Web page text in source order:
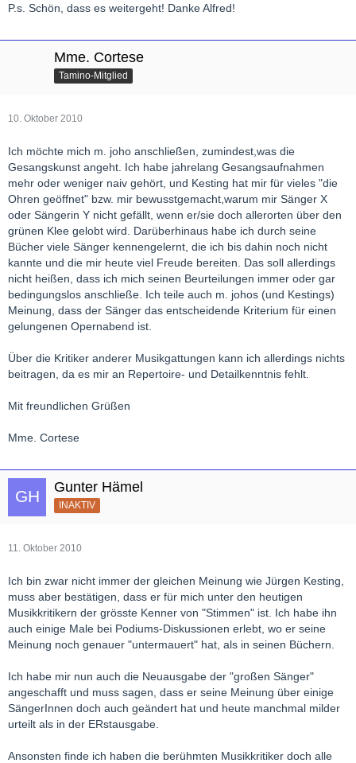
P.s. Schön, dass es weitergeht! Danke Alfred!
Mme. Cortese
Tamino-Mitglied
10. Oktober 2010
Ich möchte mich m. joho anschließen, zumindest,was die
Gesangskunst angeht. Ich habe jahrelang Gesangsaufnahmen
mehr oder weniger naiv gehört, und Kesting hat mir für vieles "die
Ohren geöffnet" bzw. mir bewusstgemacht,warum mir Sänger X
oder Sängerin Y nicht gefällt, wenn er/sie doch allerorten über den
grünen Klee gelobt wird. Darüberhinaus habe ich durch seine
Bücher viele Sänger kennengelernt, die ich bis dahin noch nicht
kannte und die mir heute viel Freude bereiten. Das soll allerdings
nicht heißen, dass ich mich seinen Beurteilungen immer oder gar
bedingungslos anschließe. Ich teile auch m. johos (und Kestings)
Meinung, dass der Sänger das entscheidende Kriterium für einen
gelungenen Opernabend ist.
Über die Kritiker anderer Musikgattungen kann ich allerdings nichts
beitragen, da es mir an Repertoire- und Detailkenntnis fehlt.
Mit freundlichen Grüßen
Mme. Cortese
Gunter Hämel
INAKTIV
11. Oktober 2010
Ich bin zwar nicht immer der gleichen Meinung wie Jürgen Kesting,
muss aber bestätigen, dass er für mich unter den heutigen
Musikkritikern der grösste Kenner von "Stimmen" ist. Ich habe ihn
auch einige Male bei Podiums-Diskussionen erlebt, wo er seine
Meinung noch genauer "untermauert" hat, als in seinen Büchern.
Ich habe mir nun auch die Neuausgabe der "großen Sänger"
angeschafft und muss sagen, dass er seine Meinung über einige
SängerInnen doch auch geändert hat und heute manchmal milder
urteilt als in der ERstausgabe.
Ansonsten finde ich haben die berühmten Musikkritiker doch alle